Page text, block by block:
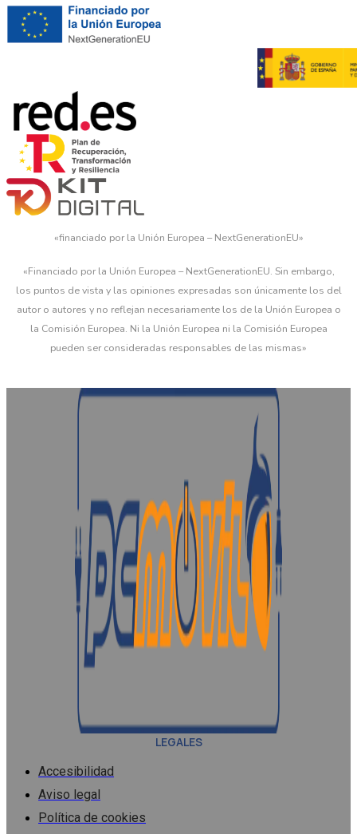
«financiado por la Unión Europea – NextGenerationEU»
«Financiado por la Unión Europea – NextGenerationEU. Sin embargo,
los puntos de vista y las opiniones expresadas son únicamente los del
autor o autores y no reflejan necesariamente los de la Unión Europea o
la Comisión Europea. Ni la Unión Europea ni la Comisión Europea
pueden ser consideradas responsables de las mismas»
LEGALES
Accesibilidad
Aviso legal
Política de cookies